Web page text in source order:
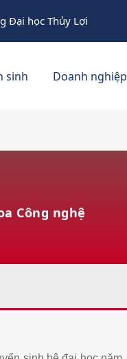
Đại học Thủy Lợi
sinh Doanh nghiệp
Công nghệ